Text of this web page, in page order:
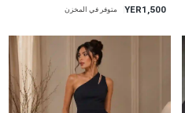
YER1,500 متوفر في المخزن